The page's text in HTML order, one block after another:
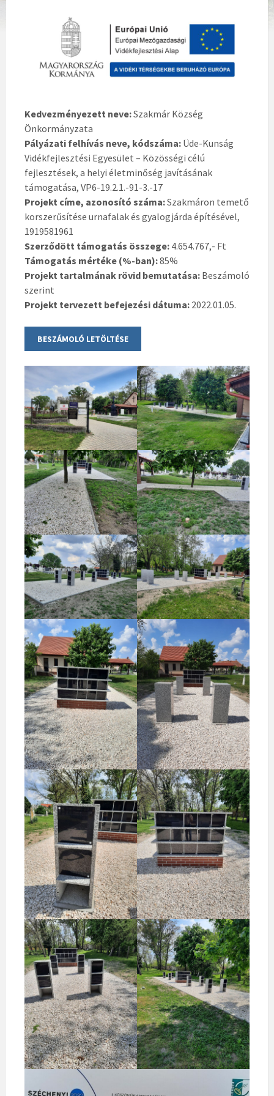
Kedvezményezett neve:Szakmár Község
Önkormányzata
Pályázati felhívás neve, kódszáma: Üde-Kunság
Vidékfejlesztési Egyesület – Közösségi célú
fejlesztések, a helyi életminőség javításának
támogatása, VP6-19.2.1.-91-3.-17
Projekt címe, azonosító száma:Szakmáron temető
korszerűsítése urnafalak és gyalogjárda építésével,
1919581961
Szerződött támogatás összege: 4.654.767,- Ft
Támogatás mértéke (%-ban):85%
Projekt tartalmának rövid bemutatása: Beszámoló
szerint
Projekt tervezett befejezési dátuma: 2022.01.05.
BESZÁMOLÓ LETÖLTÉSE